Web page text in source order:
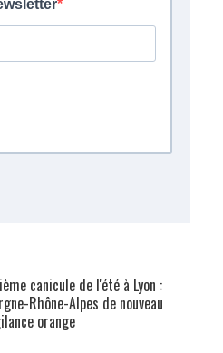
canicule de l'été à Lyon :
Rhône-Alpes de nouveau
orange